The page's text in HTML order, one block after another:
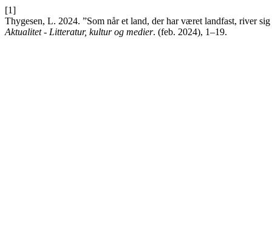
[1]
Thygesen, L. 2024. ”Som når et land, der har været landfast, river
Aktualitet - Litteratur, kultur og medier. (feb. 2024), 1–19.